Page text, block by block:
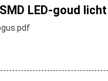
LED-goud